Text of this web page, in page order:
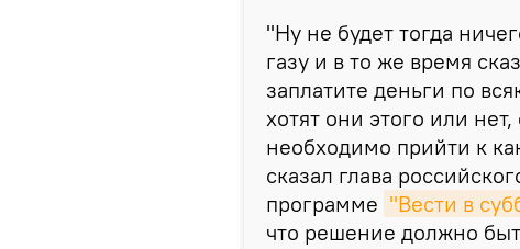
"Ну не будет тогда
газу и в то же время
заплатите деньги по
хотят они этого или
необходимо прийти к
сказал глава
программе "Вести в
что решение должно